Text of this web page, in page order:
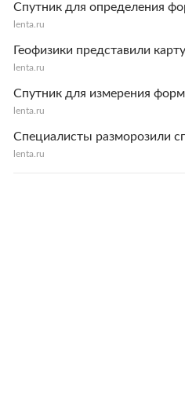
Спутник для определения
lenta.ru
Геофизики представили
lenta.ru
Спутник для измерения
lenta.ru
Специалисты разморозили
lenta.ru